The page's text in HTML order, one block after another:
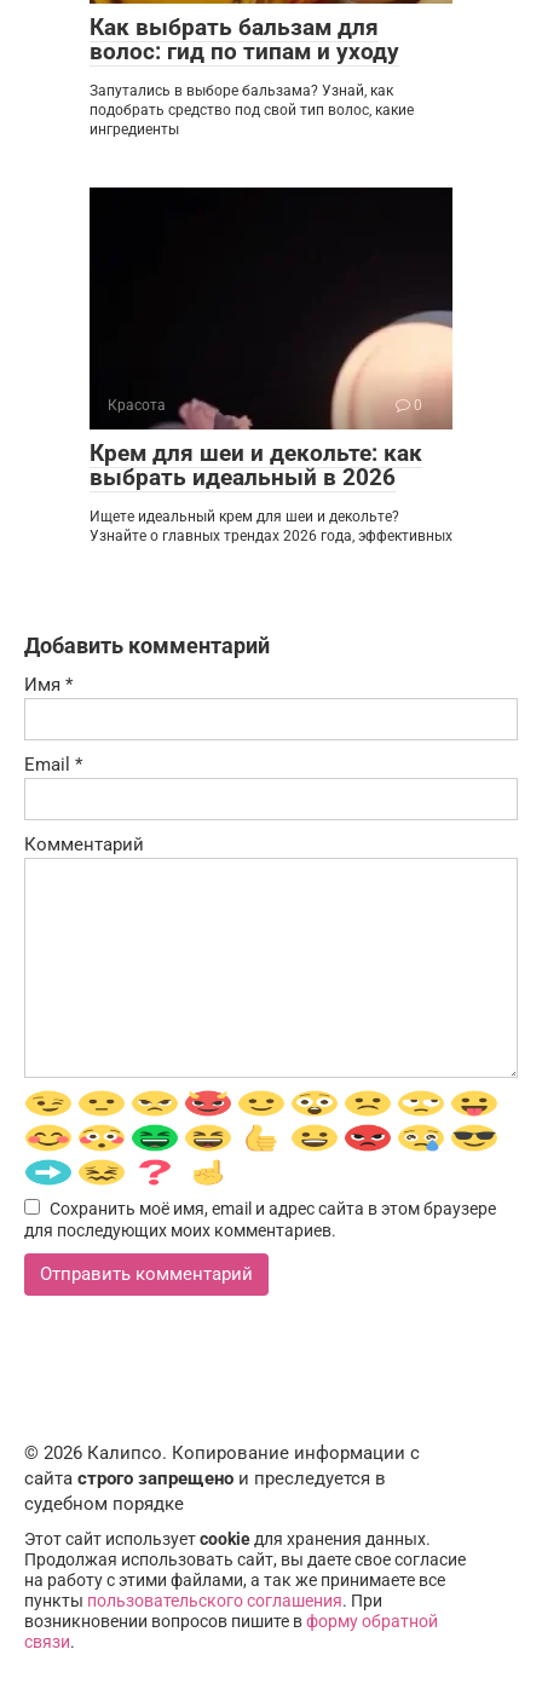
Как выбрать бальзам для
волос: гид по типам и уходу
Запутались в выборе бальзама? Узнай, как
подобрать средство под свой тип волос, какие
ингредиенты
Красота 0
Крем для шеи и декольте: как
выбрать идеальный в 2026
Ищете идеальный крем для шеи и декольте?
Узнайте о главных трендах 2026 года, эффективных
Добавить комментарий
Имя *
Email *
Комментарий
Сохранить моё имя, email и адрес сайта в этом браузере
для последующих моих комментариев.
© 2026 Калипсо. Копирование информации с
сайта строго запрещено и преследуется в
судебном порядке
Этот сайт используетcookie для хранения данных.
Продолжая использовать сайт, вы даете свое согласие
на работу с этими файлами, а так же принимаете все
пункты пользовательского соглашения. При
возникновении вопросов пишите вформу обратной
связи.